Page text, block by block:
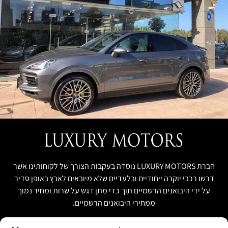
חברת LUXURY MOTORS נוסדה בעקבות הצורך של לקוחותינו אשר
דרשו רכבי יוקרה ייחודיים ובלעדיים שלא מיובאים לארץ באופן סדיר
על ידי היבואנים הרשמיים תוך כדי מתן דגש על שרות ומחיר נמוך
ממחירי היבואנים הרשמיים.